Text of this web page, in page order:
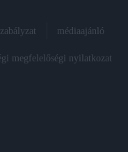
médiaajánló
megfelelőségi nyilatkozat